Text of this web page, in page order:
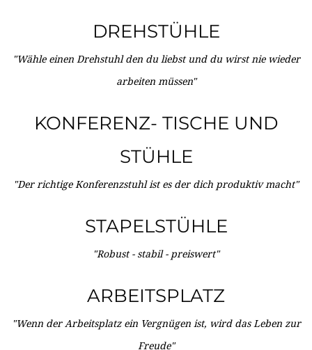
DREHSTÜHLE
"Wähle einen Drehstuhl den du liebst und du wirst nie wieder
arbeiten müssen"
KONFERENZ- TISCHE UND
STÜHLE
"Der richtige Konferenzstuhl ist es der dich produktiv macht"
STAPELSTÜHLE
"Robust - stabil - preiswert"
ARBEITSPLATZ
"Wenn der Arbeitsplatz ein Vergnügen ist, wird das Leben zur
Freude"